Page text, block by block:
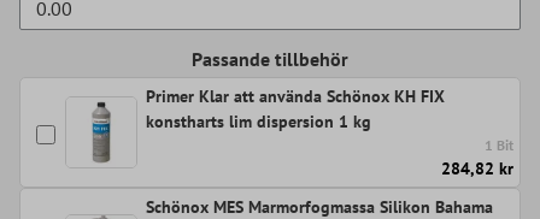
Passande tillbehör
Primer Klar att använda Schönox KH FIX
konstharts lim dispersion 1 kg
1 Bit
284,82 kr
Schönox MES Marmorfogmassa Silikon Bahama